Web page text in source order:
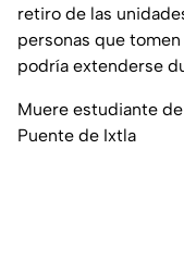
retiro de las
personas que
podría extenderse
Muere estudiante
Puente de Ixtla